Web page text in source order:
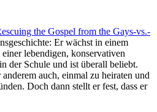
the Gospel from the Gays-vs.-
Er wächst in einem
lebendigen, konservativen
der Schule und ist überall beliebt.
auch, einmal zu heiraten und
Doch dann stellt er fest, dass er